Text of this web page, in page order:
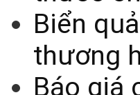
Biển
thương
Báo giá